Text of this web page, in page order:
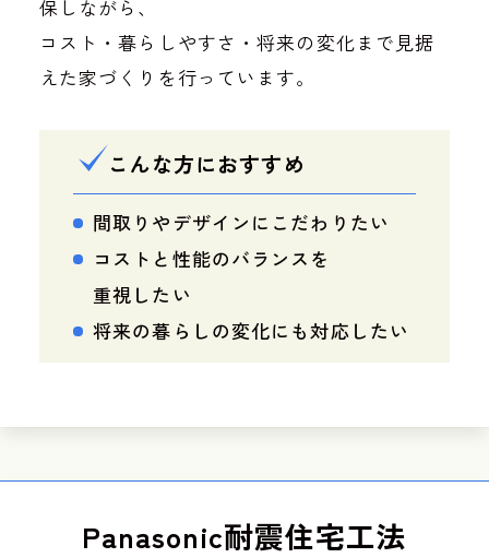
保しながら、
コスト・暮らしやすさ・将来の変化まで見据
えた家づくりを行っています。
こんな方におすすめ
間取りやデザインにこだわりたい
コストと性能のバランスを
重視したい
将来の暮らしの変化にも対応したい
Panasonic耐震住宅工法